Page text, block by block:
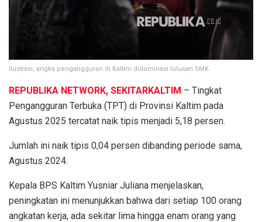
Ilustrasi, angka pengangguran di Kaltim didominasi lulusan SMK.
REPUBLIKA NETWORK, SEKITARKALTIM – Tingkat
Pengangguran Terbuka (TPT) di Provinsi Kaltim pada
Agustus 2025 tercatat naik tipis menjadi 5,18 persen.
Jumlah ini naik tipis 0,04 persen dibanding periode sama,
Agustus 2024.
Kepala BPS Kaltim Yusniar Juliana menjelaskan,
peningkatan ini menunjukkan bahwa dari setiap 100 orang
angkatan kerja, ada sekitar lima hingga enam orang yang